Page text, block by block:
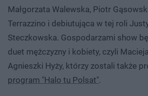
Małgorzata Walewska, Piotr
Terrazzino i debiutująca w tej roli
Steczkowska. Gospodarzami show
duet mężczyzny i kobiety, czyli
Agnieszki Hyży, którzy zostali także
program "Halo tu Polsat".